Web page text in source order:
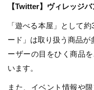
【Twitter】ヴィレッジ
「遊べる本屋」として
ード」は取り扱う商品が
ーザーの目をひく商品
います。
また、イベント情報や